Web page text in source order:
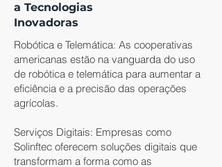
a Tecnologias
Inovadoras
Robótica e Telemática: As cooperativas
americanas estão na vanguarda do uso
de robótica e telemática para aumentar a
eficiência e a precisão das operações
agrícolas.
Serviços Digitais: Empresas como
Solinftec oferecem soluções digitais que
transformam a forma como as